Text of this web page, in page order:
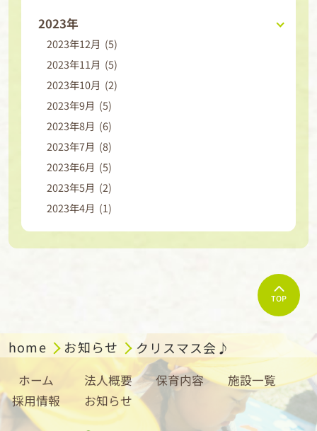
2023年
2023年12月 (5)
2023年11月 (5)
2023年10月 (2)
2023年9月 (5)
2023年8月 (6)
2023年7月 (8)
2023年6月 (5)
2023年5月 (2)
2023年4月 (1)
TOP
home お知らせ クリスマス会♪
ホーム 法人概要 保育内容
施設一覧
採用情報
お知らせ